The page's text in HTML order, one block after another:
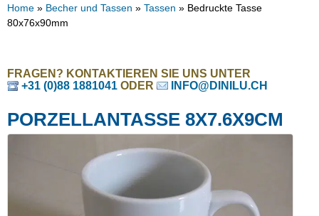
Home » Becher und Tassen » Tassen » Bedruckte Tasse
80x76x90mm
FRAGEN? KONTAKTIEREN SIE UNS UNTER
+31 (0)88 1881041 ODER INFO@DINILU.CH
PORZELLANTASSE 8X7.6X9CM